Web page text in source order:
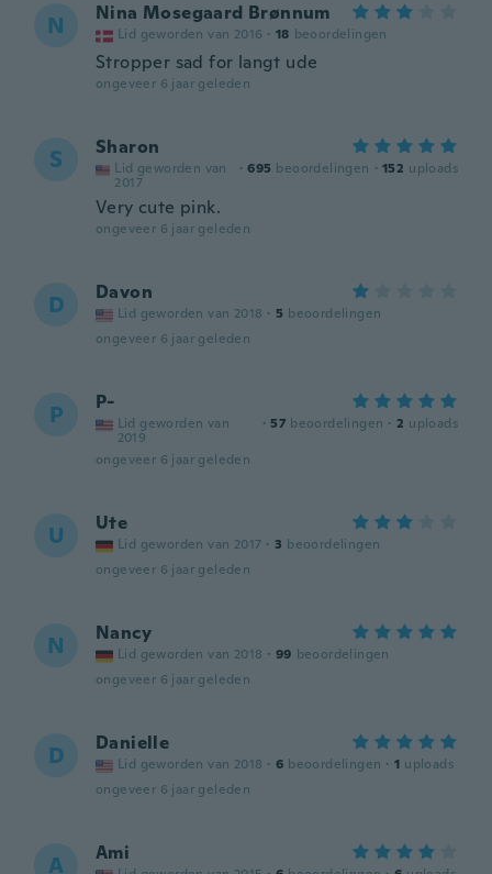
N Nina Mosegaard Brønnum
Lid geworden van 2016 · 18 beoordelingen
Stropper sad for langt ude
ongeveer 6 jaar geleden
S Sharon
Lid geworden van
2017
· 695 beoordelingen · 152 uploads
Very cute pink.
ongeveer 6 jaar geleden
D Davon
Lid geworden van 2018 · 5 beoordelingen
ongeveer 6 jaar geleden
P P-
Lid geworden van
2019
· 57 beoordelingen · 2 uploads
ongeveer 6 jaar geleden
U Ute
Lid geworden van 2017 · 3 beoordelingen
ongeveer 6 jaar geleden
N Nancy
Lid geworden van 2018 · 99 beoordelingen
ongeveer 6 jaar geleden
D Danielle
Lid geworden van 2018 · 6 beoordelingen · 1 uploads
ongeveer 6 jaar geleden
A Ami